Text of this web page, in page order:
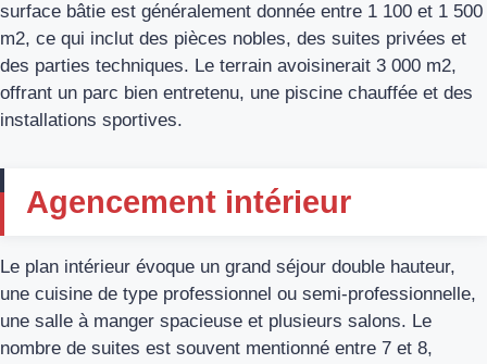
surface bâtie est généralement donnée entre 1 100 et 1 500
m2, ce qui inclut des pièces nobles, des suites privées et
des parties techniques. Le terrain avoisinerait 3 000 m2,
offrant un parc bien entretenu, une piscine chauffée et des
installations sportives.
Agencement intérieur
Le plan intérieur évoque un grand séjour double hauteur,
une cuisine de type professionnel ou semi-professionnelle,
une salle à manger spacieuse et plusieurs salons. Le
nombre de suites est souvent mentionné entre 7 et 8,